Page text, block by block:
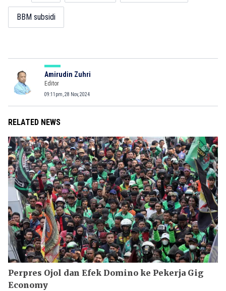
BBM subsidi
Amirudin Zuhri
Editor
09:11pm, 28 Nov, 2024
RELATED NEWS
Perpres Ojol dan Efek Domino ke Pekerja Gig
Economy